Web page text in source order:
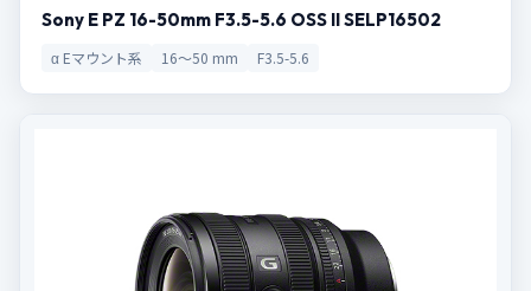
Sony E PZ 16-50mm F3.5-5.6 OSS II SELP16502
α Eマウント系 16〜50 mm F3.5-5.6